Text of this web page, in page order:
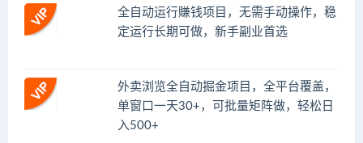
全自动运行賺钱项目，无需手动操作，稳
定运行长期可做，新手副业首选
外卖浏览全自动掘金项目，全平台覆盖，
单窗口一天30+，可批量矩阵做，轻松日
入500+